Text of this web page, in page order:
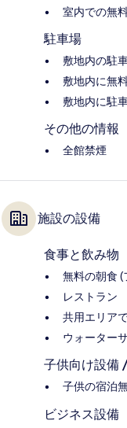
室内での無
駐車場
敷地内の駐
敷地内に無
敷地内に駐
その他の情報
全館禁煙
施設の設備
食事と飲み物
無料の朝食
レストラン
共用エリア
ウォーター
子供向け設備
子供の宿泊
ビジネス設備